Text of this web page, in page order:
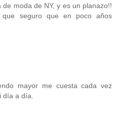
moda de NY, y es un planazo!!
seguro que en poco años
mayor me cuesta cada vez
día a día.